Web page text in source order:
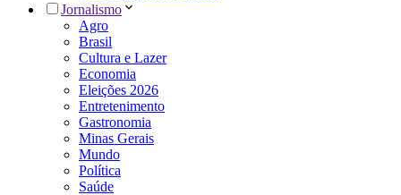
Jornalismo
Agro
Brasil
Cultura e Lazer
Economia
Eleições 2026
Entretenimento
Gastronomia
Minas Gerais
Mundo
Política
Saúde